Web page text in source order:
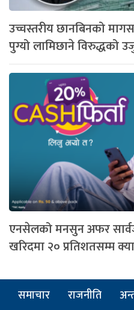
उच्चस्तरीय छानबिनको
पुग्यो लामिछाने विरुद्धको
एनसेलको मनसुन अफर
खरिदमा २० प्रतिशतसम्म
समाचार राजनीति